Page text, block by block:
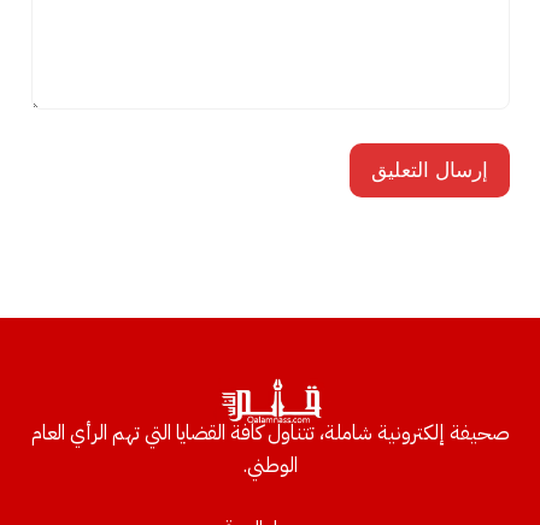
صحيفة إلكترونية شاملة، تتناول كافة القضايا التي تهم الرأي العام
الوطني.